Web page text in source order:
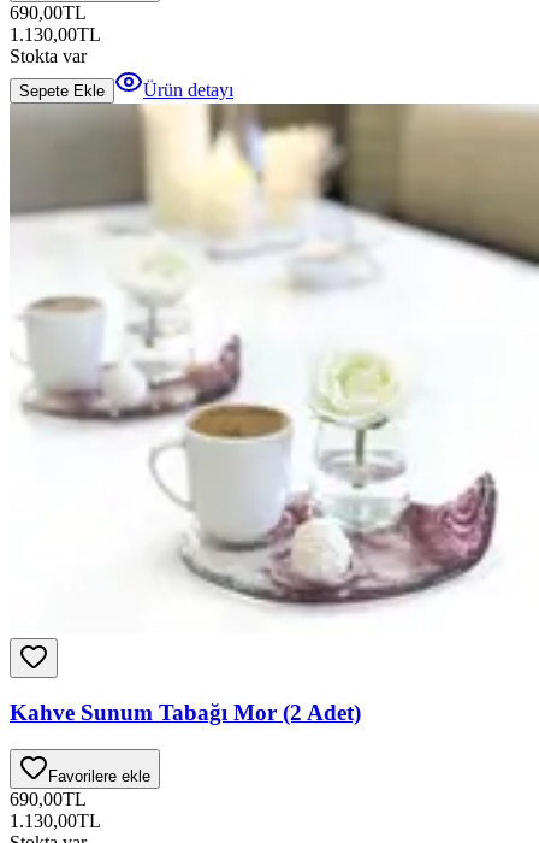
690,00TL
1.130,00TL
Stokta var
Sepete Ekle Ürün detayı
Kahve Sunum Tabağı Mor (2 Adet)
Favorilere ekle
690,00TL
1.130,00TL